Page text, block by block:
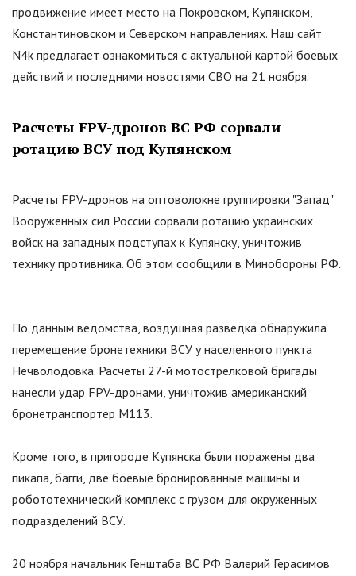
продвижение имеет место на Покровском, Купянском,
Константиновском и Северском направлениях. Наш сайт
N4k предлагает ознакомиться с актуальной картой боевых
действий и последними новостями СВО на 21 ноября.
Расчеты FPV-дронов ВС РФ сорвали
ротацию ВСУ под Купянском
Расчеты FPV-дронов на оптоволокне группировки "Запад"
Вооруженных сил России сорвали ротацию украинских
войск на западных подступах к Купянску, уничтожив
технику противника. Об этом сообщили в Минобороны РФ.
По данным ведомства, воздушная разведка обнаружила
перемещение бронетехники ВСУ у населенного пункта
Нечволодовка. Расчеты 27-й мотострелковой бригады
нанесли удар FPV-дронами, уничтожив американский
бронетранспортер М113.
Кроме того, в пригороде Купянска были поражены два
пикапа, багги, две боевые бронированные машины и
робототехнический комплекс с грузом для окруженных
подразделений ВСУ.
20 ноября начальник Генштаба ВС РФ Валерий Герасимов